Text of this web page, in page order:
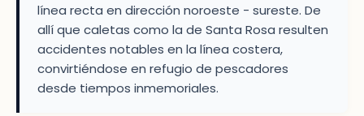
línea recta en dirección noroeste - sureste. De
allí que caletas como la de Santa Rosa resulten
accidentes notables en la línea costera,
convirtiéndose en refugio de pescadores
desde tiempos inmemoriales.